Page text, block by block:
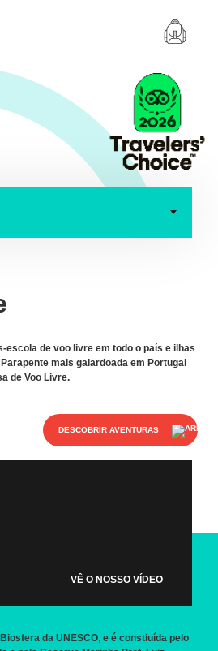
escola de voo livre em todo o país e ilhas
mais galardoada em Portugal
de Voo Livre.
DESCOBRIR AVENTURAS
VÊ O NOSSO VÍDEO
da UNESCO, e é constiuída pelo